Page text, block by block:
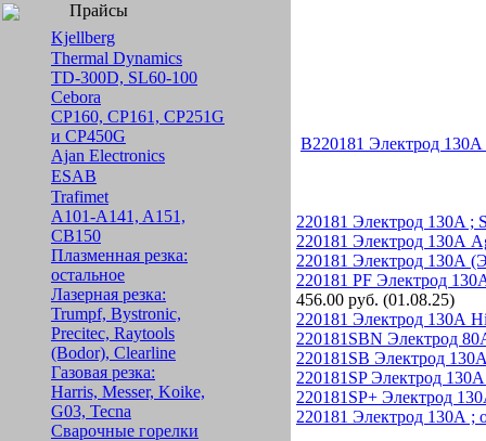
Прайсы
Kjellberg
Thermal Dynamics
TD-300D, SL60-100
Cebora
CP160, CP161, CP251G
и CP450G
Ajan Electronics
ESAB
Trafimet
A101-A141, A151,
CB150
Плазменная резка:
остальное
Лазерная резка:
Trumpf, Bystronic,
Precitec, Raytools
(Bodor), Clearline
Газовая резка:
Harris, Messer, Koike,
G03, Tecna
Сварочные горелки
B220181 Электрод
220181 Электрод 130A ;
220181 Электрод 130А
220181 Электрод 130А
220181 PF Электрод
456.00 руб. (01.08.25)
220181 Электрод 130А
220181SBN Электрод
220181SB Электрод
220181SP Электрод
220181SP+ Электрод
220181 Электрод 130А ;